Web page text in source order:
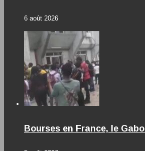
6 août 2026
Bourses en France, le